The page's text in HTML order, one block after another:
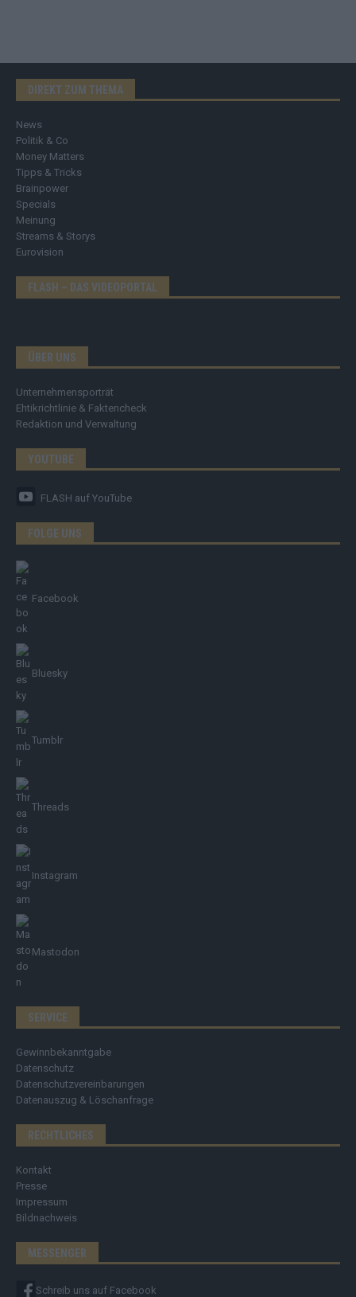
DIREKT ZUM THEMA
News
Politik & Co
Money Matters
Tipps & Tricks
Brainpower
Specials
Meinung
Streams & Storys
Eurovision
FLASH – DAS VIDEOPORTAL
ÜBER UNS
Unternehmensporträt
Ehtikrichtlinie & Faktencheck
Redaktion und Verwaltung
YOUTUBE
FLASH auf YouTube
FOLGE UNS
Facebook
Bluesky
Tumblr
Threads
Instagram
Mastodon
SERVICE
Gewinnbekanntgabe
Datenschutz
Datenschutzvereinbarungen
Datenauszug & Löschanfrage
RECHTLICHES
Kontakt
Presse
Impressum
Bildnachweis
MESSENGER
Schreib uns auf Facebook